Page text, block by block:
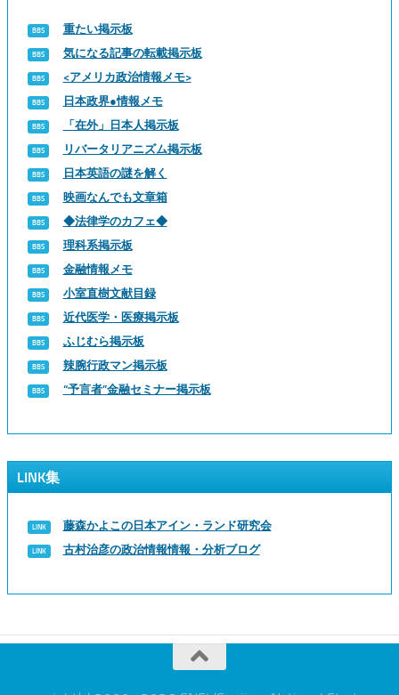
重たい掲示板
気になる記事の転載掲示板
<アメリカ政治情報メモ>
日本政界●情報メモ
「在外」日本人掲示板
リバータリアニズム掲示板
日本英語の謎を解く
映画なんでも文章箱
◆法律学のカフェ◆
理科系掲示板
金融情報メモ
小室直樹文献目録
近代医学・医療掲示板
ふじむら掲示板
辣腕行政マン掲示板
“予言者”金融セミナー掲示板
LINK集
藤森かよこの日本アイン・ランド研究会
古村治彦の政治情報情報・分析ブログ